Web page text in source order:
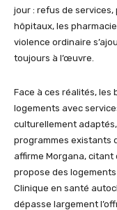
jour : refus de
hôpitaux, les
violence ordinaire
toujours à l’œuvre.
Face à ces réalités, les
logements avec
culturellement
programmes existants
affirme Morgana, citant
propose des
Clinique en santé
dépasse largement